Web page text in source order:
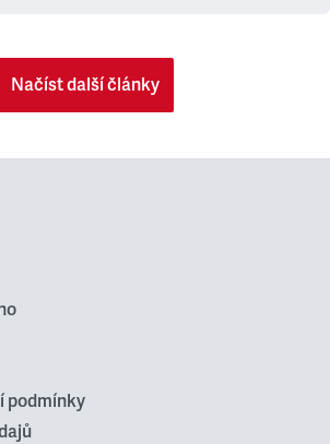
Načíst další články
podmínky